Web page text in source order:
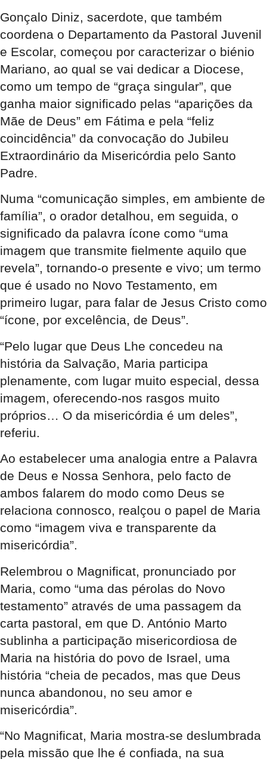
Gonçalo Diniz, sacerdote, que também
coordena o Departamento da Pastoral Juvenil
e Escolar, começou por caracterizar o biénio
Mariano, ao qual se vai dedicar a Diocese,
como um tempo de “graça singular”, que
ganha maior significado pelas “aparições da
Mãe de Deus” em Fátima e pela “feliz
coincidência” da convocação do Jubileu
Extraordinário da Misericórdia pelo Santo
Padre.
Numa “comunicação simples, em ambiente de
família”, o orador detalhou, em seguida, o
significado da palavra ícone como “uma
imagem que transmite fielmente aquilo que
revela”, tornando-o presente e vivo; um termo
que é usado no Novo Testamento, em
primeiro lugar, para falar de Jesus Cristo como
“ícone, por excelência, de Deus”.
“Pelo lugar que Deus Lhe concedeu na
história da Salvação, Maria participa
plenamente, com lugar muito especial, dessa
imagem, oferecendo-nos rasgos muito
próprios… O da misericórdia é um deles”,
referiu.
Ao estabelecer uma analogia entre a Palavra
de Deus e Nossa Senhora, pelo facto de
ambos falarem do modo como Deus se
relaciona connosco, realçou o papel de Maria
como “imagem viva e transparente da
misericórdia”.
Relembrou o Magnificat, pronunciado por
Maria, como “uma das pérolas do Novo
testamento” através de uma passagem da
carta pastoral, em que D. António Marto
sublinha a participação misericordiosa de
Maria na história do povo de Israel, uma
história “cheia de pecados, mas que Deus
nunca abandonou, no seu amor e
misericórdia”.
“No Magnificat, Maria mostra-se deslumbrada
pela missão que lhe é confiada, na sua